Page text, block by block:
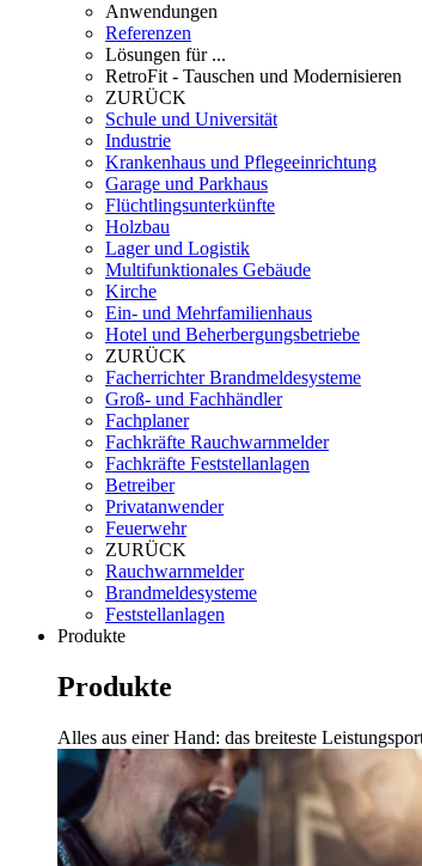
Anwendungen
Referenzen
Lösungen für ...
RetroFit - Tauschen und Modernisieren
ZURÜCK
Schule und Universität
Industrie
Krankenhaus und Pflegeeinrichtung
Garage und Parkhaus
Flüchtlingsunterkünfte
Holzbau
Lager und Logistik
Multifunktionales Gebäude
Kirche
Ein- und Mehrfamilienhaus
Hotel und Beherbergungsbetriebe
ZURÜCK
Facherrichter Brandmeldesysteme
Groß- und Fachhändler
Fachplaner
Fachkräfte Rauchwarnmelder
Fachkräfte Feststellanlagen
Betreiber
Privatanwender
Feuerwehr
ZURÜCK
Rauchwarnmelder
Brandmeldesysteme
Feststellanlagen
Produkte
Produkte
Alles aus einer Hand: das breiteste